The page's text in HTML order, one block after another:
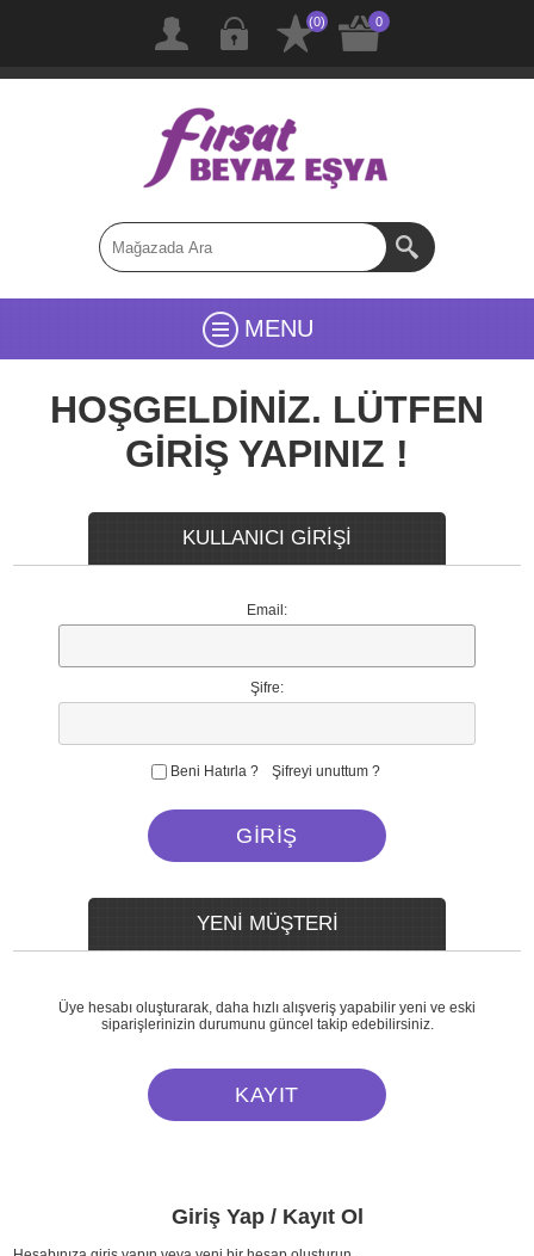
(0) 0
MENU
HOŞGELDİNİZ. LÜTFEN
GİRİŞ YAPINIZ !
KULLANICI GİRİŞİ
Email:
Şifre:
Beni Hatırla ? Şifreyi unuttum ?
YENİ MÜŞTERİ
Üye hesabı oluşturarak, daha hızlı alışveriş yapabilir yeni ve eski
siparişlerinizin durumunu güncel takip edebilirsiniz.
Giriş Yap / Kayıt Ol